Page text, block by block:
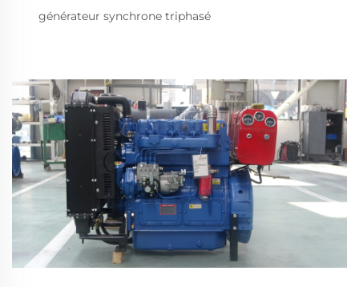
générateur synchrone triphasé